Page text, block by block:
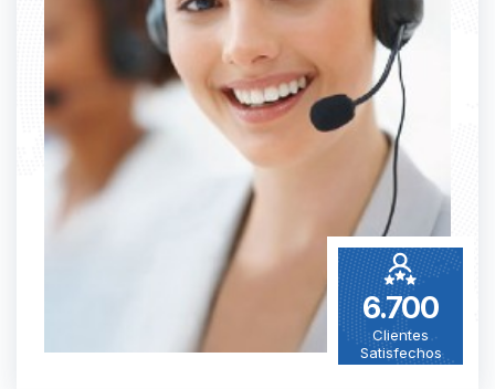
6.700
Clientes
Satisfechos